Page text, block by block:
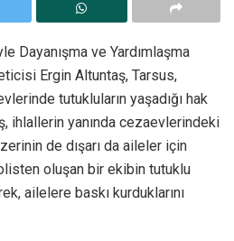
Dayanışma ve Yardımlaşma
Ergin Altuntaş, Tarsus,
tutukluların yaşadığı hak
ihlallerin yanında cezaevlerindeki
de dışarı da aileler için
oluşan bir ekibin tutuklu
ailelere baskı kurduklarını